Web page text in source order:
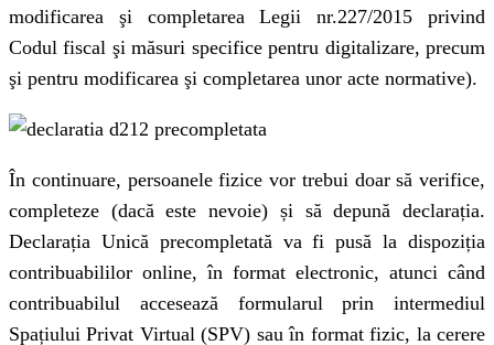
modificarea şi completarea Legii nr.227/2015 privind
Codul fiscal şi măsuri specifice pentru digitalizare, precum
şi pentru modificarea şi completarea unor acte normative).
În continuare, persoanele fizice vor trebui doar să verifice,
completeze (dacă este nevoie) și să depună declarația.
Declarația Unică precompletată va fi pusă la dispoziția
contribuabililor online, în format electronic, atunci când
contribuabilul accesează formularul prin intermediul
Spațiului Privat Virtual (SPV) sau în format fizic, la cerere